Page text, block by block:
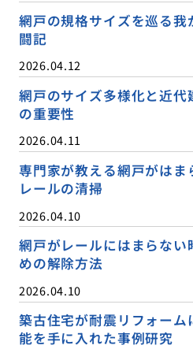
網戸の規格サイズを巡る
闘記
2026.04.12
網戸のサイズ多様化と近
の重要性
2026.04.11
専門家が教える網戸がはま
レールの清掃
2026.04.10
網戸がレールにはまらな
めの解除方法
2026.04.10
築古住宅が耐震リフォー
能を手に入れた事例研究